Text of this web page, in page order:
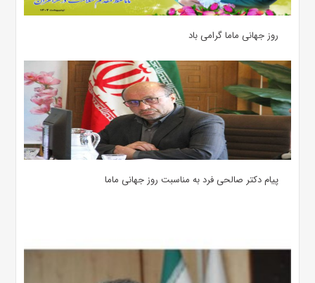
روز جهانی ماما گرامی باد
پیام دکتر صالحی فرد به مناسبت روز جهانی ماما